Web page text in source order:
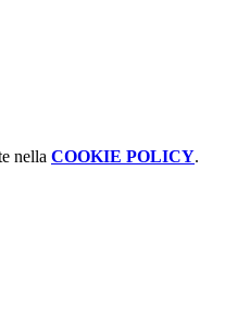
nella COOKIE POLICY.